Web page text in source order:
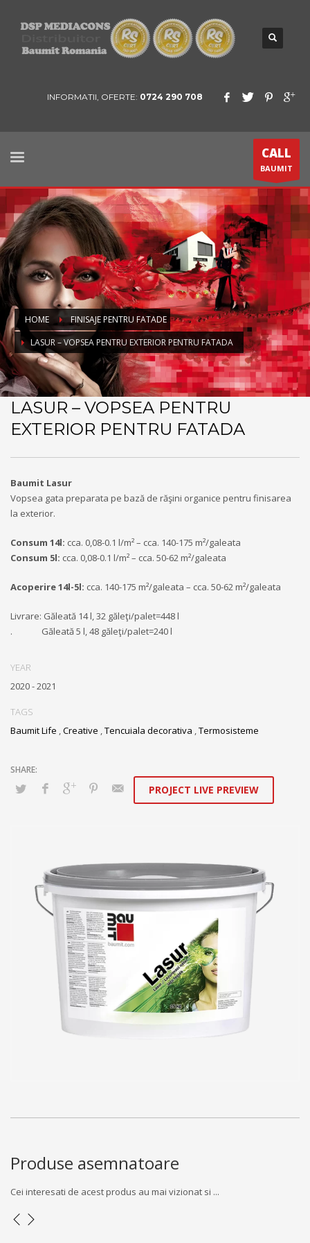
INFORMATII, OFERTE: 0724 290 708
CALL
BAUMIT
HOME
FINISAJE PENTRU FATADE
LASUR – VOPSEA PENTRU EXTERIOR PENTRU FATADA
LASUR – VOPSEA PENTRU
EXTERIOR PENTRU FATADA
Baumit Lasur
Vopsea gata preparata pe bază de răşini organice pentru finisarea
la exterior.
Consum 14l: cca. 0,08-0.1 l/m² – cca. 140-175 m²/galeata
Consum 5l: cca. 0,08-0.1 l/m² – cca. 50-62 m²/galeata
Acoperire 14l-5l: cca. 140-175 m²/galeata – cca. 50-62 m²/galeata
Livrare: Găleată 14 l, 32 găleţi/palet=448 l
. Găleată 5 l, 48 găleţi/palet=240 l
YEAR
2020 - 2021
TAGS
Baumit Life ,Creative ,Tencuiala decorativa ,Termosisteme
PROJECT LIVE PREVIEW
Produse asemnatoare
Cei interesati de acest produs au mai vizionat si ...